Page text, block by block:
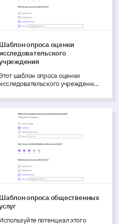
Шаблон опроса оценки
исследовательского
шаблон опроса оценки
исследовательского учреждения
сведения о
учреждения и опыте
пользователей.
опроса общественных услуг
Шаблон опроса общественных
Используйте потенциал этого